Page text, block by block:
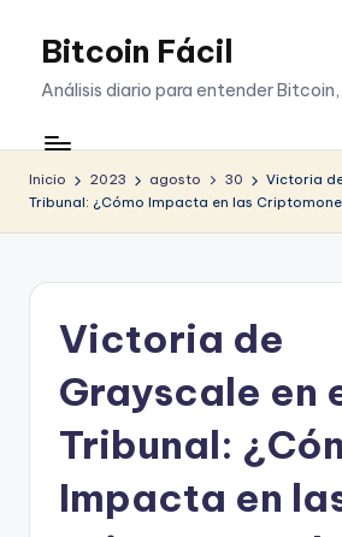
SaltarBitcoin Fácil
Análisis diario para entender Bitcoin,
Inicio 2023 agosto 30
Victoria
Tribunal: ¿Cómo Impacta en las
Victoria de
Grayscale en
Tribunal:
Impacta en